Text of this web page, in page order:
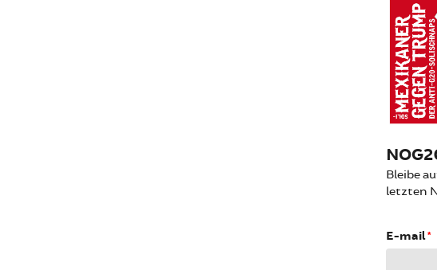
Bleibe
letzten
E-mail*